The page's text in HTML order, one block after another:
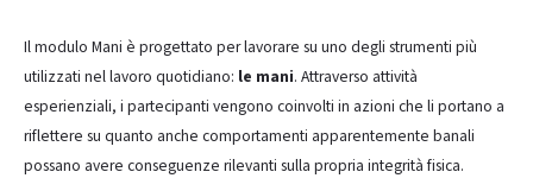
Il modulo Mani è progettato per lavorare su uno degli strumenti più
utilizzati nel lavoro quotidiano: le mani. Attraverso attività
esperienziali, i partecipanti vengono coinvolti in azioni che li portano a
riflettere su quanto anche comportamenti apparentemente banali
possano avere conseguenze rilevanti sulla propria integrità fisica.